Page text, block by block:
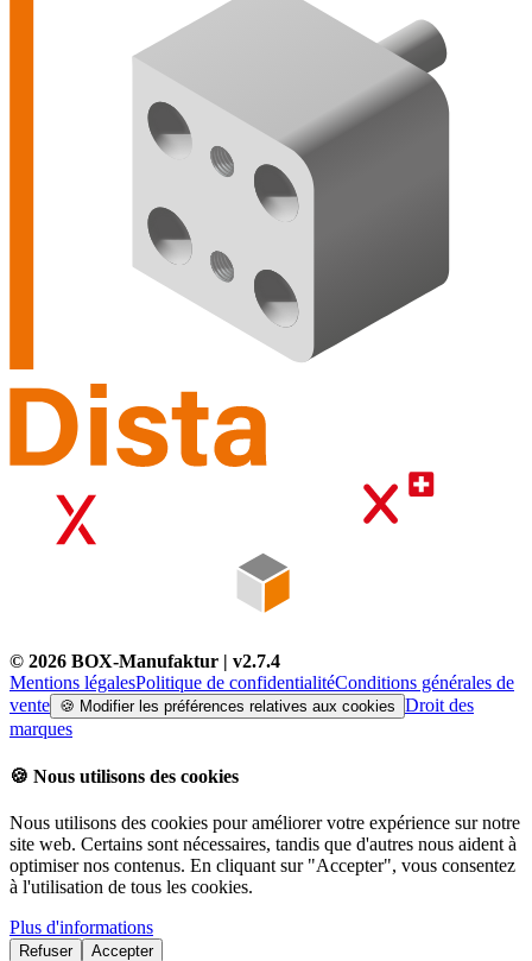
© 2026 BOX-Manufaktur | v2.7.4
Mentions légalesPolitique de confidentialitéConditions générales de
vente 🍪 Modifier les préférences relatives aux cookies Droit des
marques
🍪 Nous utilisons des cookies
Nous utilisons des cookies pour améliorer votre expérience sur notre
site web. Certains sont nécessaires, tandis que d'autres nous aident à
optimiser nos contenus. En cliquant sur "Accepter", vous consentez
à l'utilisation de tous les cookies.
Plus d'informations
Refuser Accepter